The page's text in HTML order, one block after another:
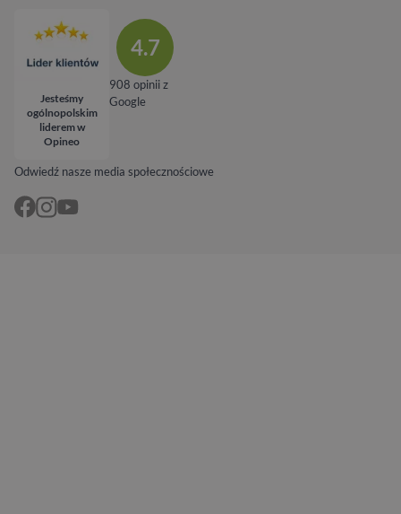
Odwiedź nasze media społecznościowe
Jesteśmy
ogólnopolskim
liderem w
Opineo
4.7
908 opinii z
Google